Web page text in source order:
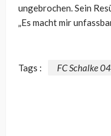
ungebrochen. Sein
„Es macht mir
Tags : FC Schalke